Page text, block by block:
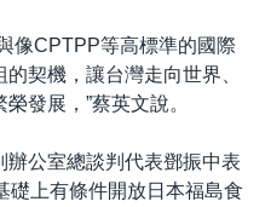
像CPTPP等高標準的國際
契機，讓台灣走向世界、
發展，”蔡英文說。
公室總談判代表鄧振中表
礎上有條件開放日本福島食